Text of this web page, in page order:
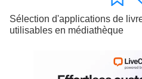
Sélection d'applications de
utilisables en médiathèque